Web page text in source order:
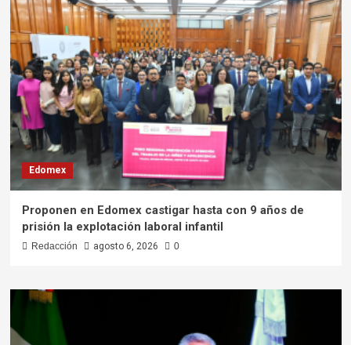
Edomex
Proponen en Edomex castigar hasta con 9 años de
prisión la explotación laboral infantil
Redacción agosto 6, 2026 0